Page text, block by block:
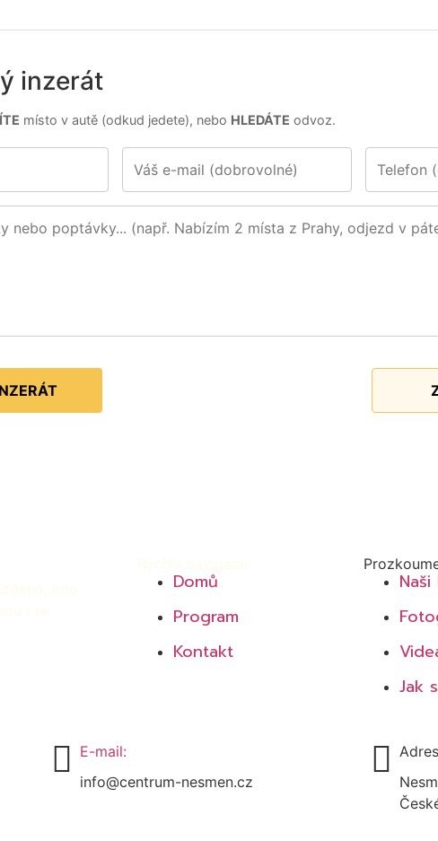
inzerát
místo v autě (odkud jedete), nebo HLEDÁTE odvoz.
Domů
Program
Kontakt
Jak
E-mail:
info@centrum-nesmen.cz